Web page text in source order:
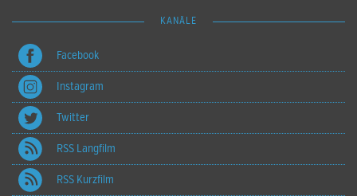
KANÄLE
Facebook
Instagram
Twitter
RSS Langfilm
RSS Kurzfilm